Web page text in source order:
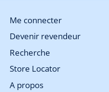
Me connecter
Devenir revendeur
Recherche
Store Locator
A propos